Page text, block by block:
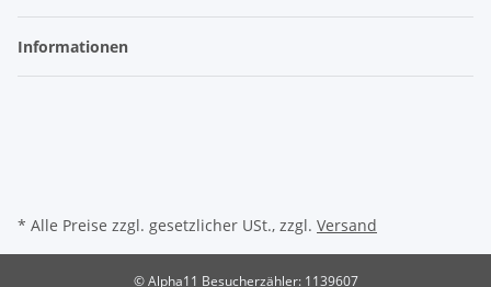
Informationen
* Alle Preise zzgl. gesetzlicher USt., zzgl. Versand
© Alpha11 Besucherzähler: 1139607